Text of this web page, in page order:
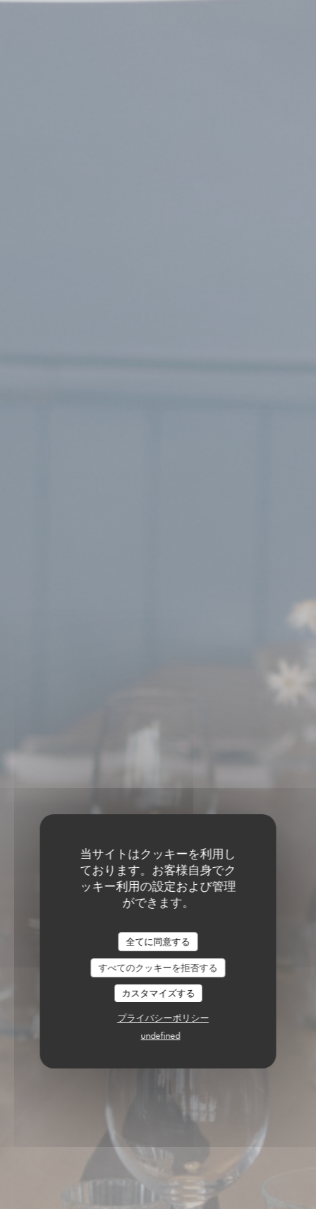
当サイトはクッキーを利用し
ております。お客様自身でク
ッキー利用の設定および管理
ができます。
全てに同意する
すべてのクッキーを拒否する
カスタマイズする
プライバシーポリシー
undefined
SAINT-VALERY-SUR-SOMME
BAIE
BAIE